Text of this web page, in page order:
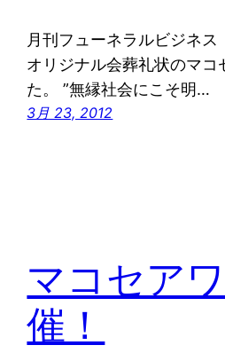
月刊フューネラルビジネ
オリジナル会葬礼状のマコ
た。 ”無縁社会にこそ明…
3月 23, 2012
マコセア
催！